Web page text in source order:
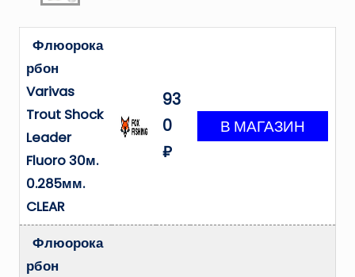
Флюорока
рбон
Varivas
Trout Shock
Leader
Fluoro 30м.
0.285мм.
CLEAR
93
0
₽
Флюорока
рбон